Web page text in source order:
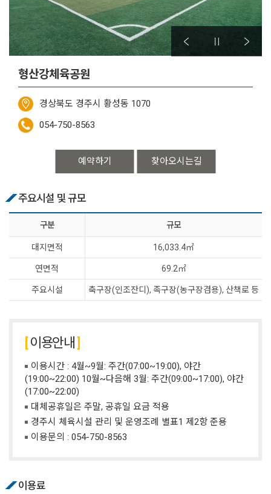
형산강체육공원
경상북도 경주시 황성동 1070
054-750-8563
예약하기 찾아오시는길
주요시설 및 규모
구분 규모
대지면적 16,033.4㎡
연면적 69.2㎡
주요시설 축구장(인조잔디), 족구장(농구장겸용), 산책로 등
이용안내
이용시간 : 4월~9월: 주간(07:00~19:00), 야간
(19:00~22:00) 10월~다음해 3월: 주간(09:00~17:00), 야간
(17:00~22:00)
대체공휴일은 주말, 공휴일 요금 적용
경주시 체육시설 관리 및 운영조례 별표1 제2항 준용
이용문의 : 054-750-8563
이용료